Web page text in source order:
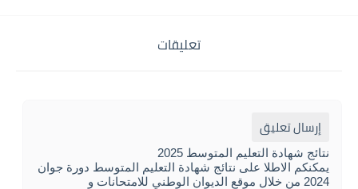
تعليقات
إرسال تعليق
نتائج شهادة التعليم المتوسط 2025
يمكنكم الاطلا على نتائج شهادة التعليم المتوسط دورة جوان
2024 من خلال موقع الديوان الوطني للامتحانات و